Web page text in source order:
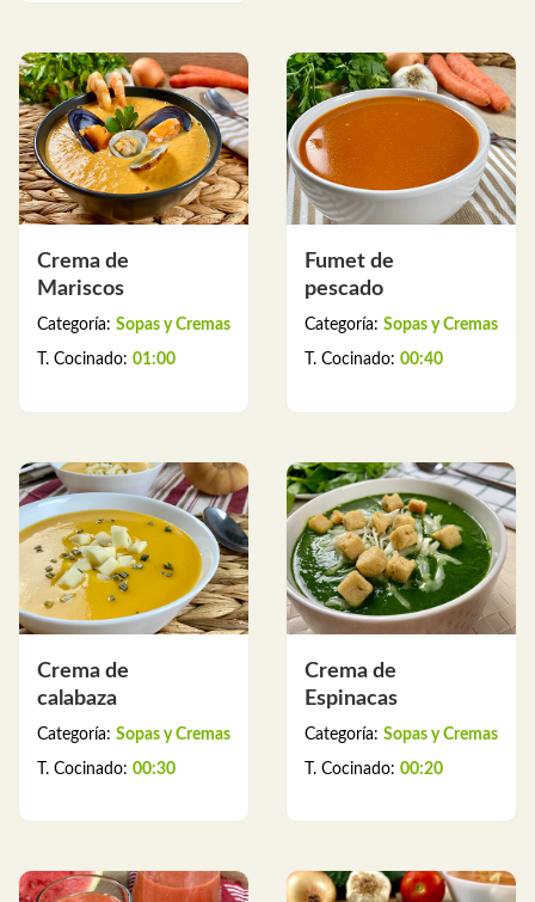
Crema de
Mariscos
Categoría: Sopas y Cremas
T. Cocinado: 01:00
Fumet de
pescado
Categoría: Sopas y Cremas
T. Cocinado: 00:40
Crema de
calabaza
Categoría: Sopas y Cremas
T. Cocinado: 00:30
Crema de
Espinacas
Categoría: Sopas y Cremas
T. Cocinado: 00:20